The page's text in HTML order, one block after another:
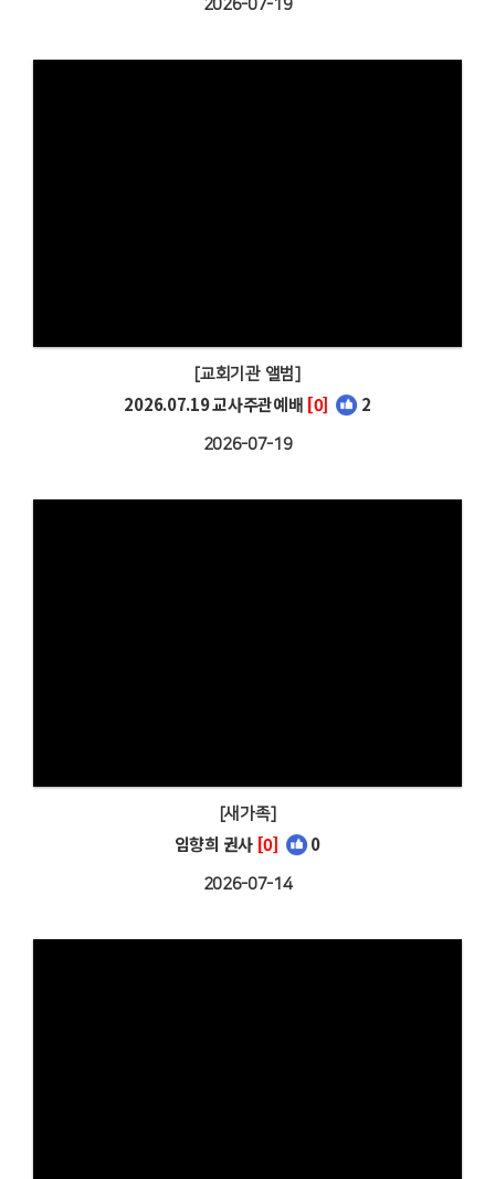
2026-07-19
[교회기관 앨범]
2026.07.19 교사주관예배 [0] 2
2026-07-19
[새가족]
임향희 권사 [0] 0
2026-07-14